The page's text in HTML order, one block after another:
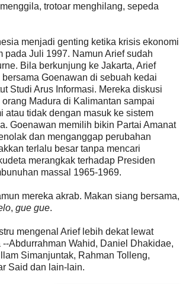
trotoar menghilang, sepeda
menjadi genting ketika krisis ekonomi
pada Juli 1997. Namun Arief sudah
Bila berkunjung ke Jakarta, Arief
Goenawan di sebuah kedai
Studi Arus Informasi. Mereka diskusi
Madura di Kalimantan sampai
atau tidak dengan masuk ke sistem
Goenawan memilih bikin Partai Amanat
dan menganggap perubahan
terlalu besar tanpa mencari
merangkak terhadap Presiden
massal 1965-1969.
mereka akrab. Makan siang bersama,
, gue gue.
mengenal Arief lebih dekat lewat
Abdurrahman Wahid, Daniel Dhakidae,
Simanjuntak, Rahman Tolleng,
Said dan lain-lain.